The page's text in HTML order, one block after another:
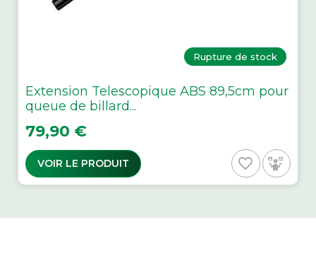
Rupture de stock
Extension Telescopique ABS 89,5cm pour
queue de billard...
Prix
79,90 €
VOIR LE PRODUIT favorite_border